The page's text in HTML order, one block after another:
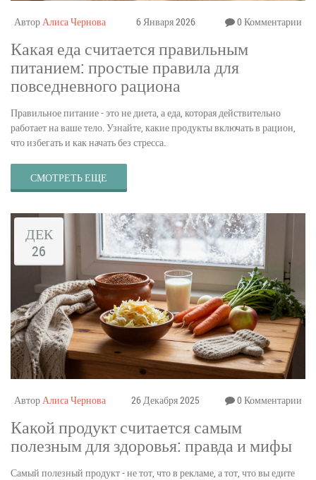
АвторАлиса Чернова 6 Января 2026 0 Комментарии
Какая еда считается правильным
питанием: простые правила для
повседневного рациона
Правильное питание - это не диета, а еда, которая действительно
работает на ваше тело. Узнайте, какие продукты включать в рацион,
что избегать и как начать без стресса.
СМОТРЕТЬ ЕЩЕ
ДЕК
26
АвторАлиса Чернова 26 Декабря 2025 0 Комментарии
Какой продукт считается самым
полезным для здоровья: правда и мифы
Самый полезный продукт - не тот, что в рекламе, а тот, что вы едите